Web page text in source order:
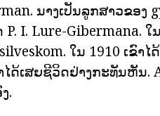
ນາງເປັນລູກສາວຂອງ
I. Lure-Gibermana. ໃ
ໃນ 1910 ເຂົາ
ດ້ເສຍຊີວິດຢ່າງກະທັນຫັນ.
.